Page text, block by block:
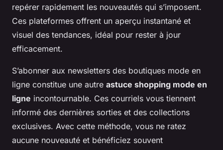
repérer rapidement les nouveautés qui s’imposent.
Ces plateformes offrent un aperçu instantané et
visuel des tendances, idéal pour rester à jour
efficacement.
S’abonner aux newsletters des boutiques mode en
ligne constitue une autre astuce shopping mode en
ligne incontournable. Ces courriels vous tiennent
informé des dernières sorties et des collections
exclusives. Avec cette méthode, vous ne ratez
aucune nouveauté et bénéficiez souvent